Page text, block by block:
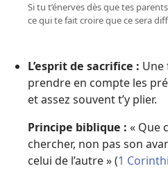
Si tu t’énerves dès que tes
ce qui te fait croire que ce sera
L’esprit de sacrifice : Une
prendre en compte les
et assez souvent t’y plier.
Principe biblique : « Que
chercher, non pas son
celui de l’autre » (1